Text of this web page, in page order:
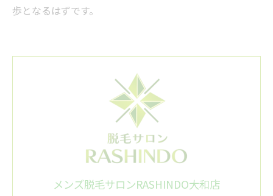
歩となるはずです。
メンズ脱毛サロンRASHINDO大和店